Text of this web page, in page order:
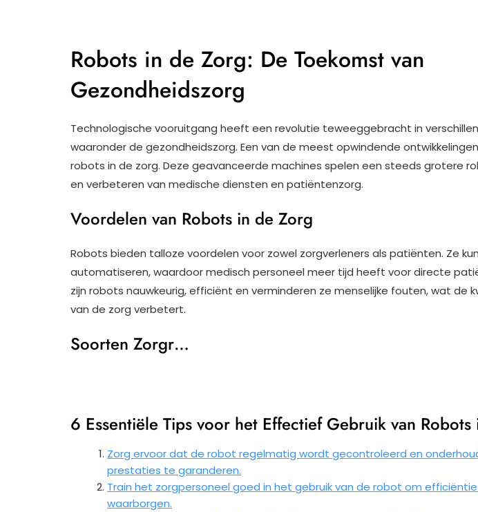
Robots in de Zorg: De Toekomst van
Gezondheidszorg
Technologische vooruitgang heeft een revolutie teweeggebracht in
waaronder de gezondheidszorg. Een van de meest opwindende
robots in de zorg. Deze geavanceerde machines spelen een steeds grotere
en verbeteren van medische diensten en patiëntenzorg.
Voordelen van Robots in de Zorg
Robots bieden talloze voordelen voor zowel zorgverleners als patiënten. Ze
automatiseren, waardoor medisch personeel meer tijd heeft voor directe
zijn robots nauwkeurig, efficiënt en verminderen ze menselijke fouten, wat de
van de zorg verbetert.
Soorten Zorgr…
6 Essentiële Tips voor het Effectief Gebruik van
Zorg ervoor dat de robot regelmatig wordt gecontroleerd en
prestaties te garanderen.
Train het zorgpersoneel goed in het gebruik van de robot om
waarborgen.